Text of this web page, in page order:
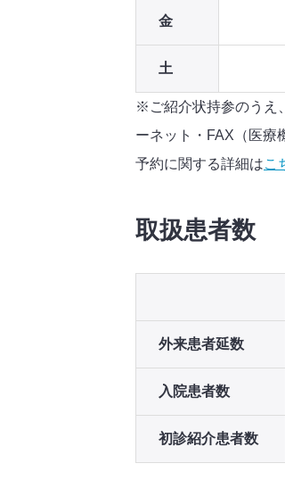
金
土
※ご紹介状持参のうえ
ーネット・FAX（医療
予約に関する詳細はこ
取扱患者数
外来患者延数
入院患者数
初診紹介患者数